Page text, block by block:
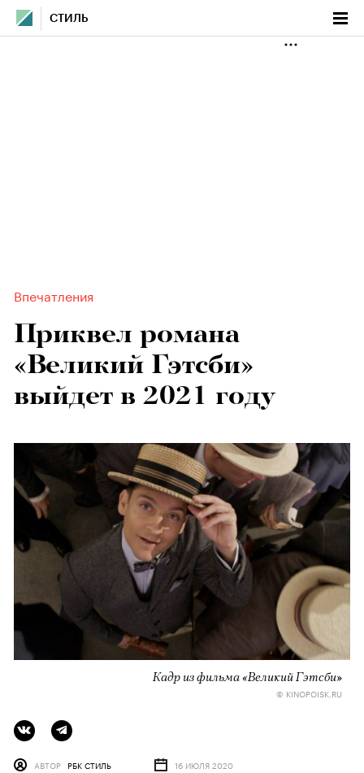
СТИЛЬ
Впечатления
Приквел романа
«Великий Гэтсби»
выйдет в 2021 году
Кадр из фильма «Великий Гэтсби»
© KINOPOISK.RU
АВТОР РБК СТИЛЬ 16 ИЮЛЯ 2020